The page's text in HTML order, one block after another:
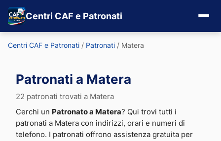
Centri CAF e Patronati
Centri CAF e Patronati / Patronati / Matera
Patronati a Matera
22 patronati trovati a Matera
Cerchi un Patronato a Matera? Qui trovi tutti i
patronati a Matera con indirizzi, orari e numeri di
telefono. I patronati offrono assistenza gratuita per